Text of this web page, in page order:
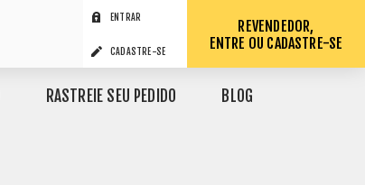
ENTRAR
CADASTRE-SE
REVENDEDOR,
ENTRE OU CADASTRE-SE
RASTREIE SEU PEDIDO BLOG